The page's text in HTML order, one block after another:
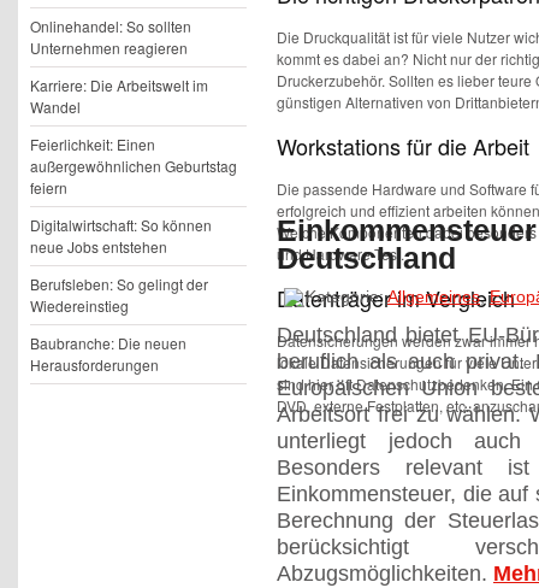
Onlinehandel: So sollten
Unternehmen reagieren
Karriere: Die Arbeitswelt im
Wandel
Feierlichkeit: Einen
außergewöhnlichen Geburtstag
feiern
Digitalwirtschaft: So können
neue Jobs entstehen
Berufsleben: So gelingt der
Wiedereinstieg
Baubranche: Die neuen
Herausforderungen
Die Druckqualität ist für viele Nutzer
kommt es dabei an? Nicht nur der
Druckerzubehör. Sollten es lieber
günstigen Alternativen von
Workstations für die Arbeit
Die passende Hardware und Software
erfolgreich und effizient arbeiten
Welche Komponenten dabei
und Hardware-Test.
Datenträger im Vergleich
Datensicherungen werden zwar
lokale Datensicherungen für viele
sind hier oft Datenschutzbedenken.
DVD, externe Festplatten, etc.
Deutschland
Kategorie:Allgemeines,
Deutschland bietet EU-
beruflich als auch privat.
Europäischen Union
Arbeitsort frei zu wählen.
unterliegt jedoch auch
Besonders relevant
Einkommensteuer, die
Berechnung der
berücksichtigt
Abzugsmöglichkeiten.